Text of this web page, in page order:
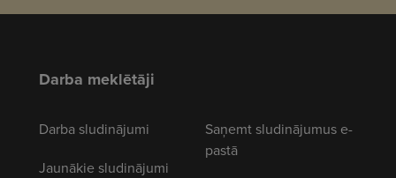
Darba meklētāji
Darba sludinājumi
Jaunākie sludinājumi
Saņemt sludinājumus e-
pastā